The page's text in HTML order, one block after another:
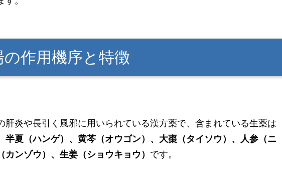
の作用機序と特徴
肝炎や長引く風邪に用いられている漢方薬で、含まれている生薬は
半夏（ハンゲ）、黄芩（オウゴン）、大棗（タイソウ）、人参（ニ
カンゾウ）、生姜（ショウキョウ） です。